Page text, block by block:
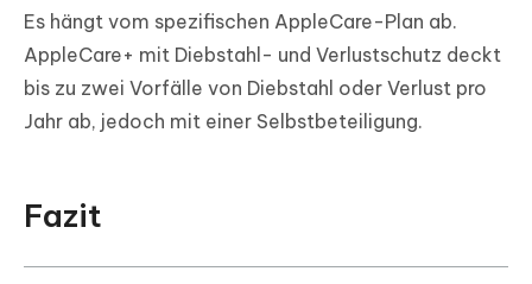
Es hängt vom spezifischen AppleCare-Plan ab.
AppleCare+ mit Diebstahl- und Verlustschutz deckt
bis zu zwei Vorfälle von Diebstahl oder Verlust pro
Jahr ab, jedoch mit einer Selbstbeteiligung.
Fazit